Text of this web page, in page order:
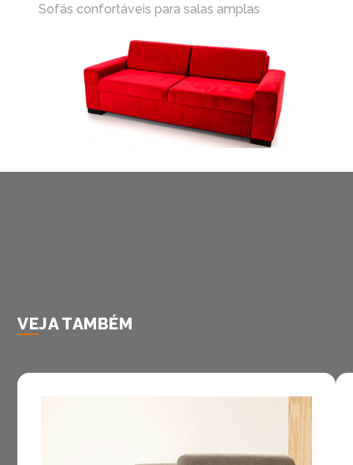
Sofás confortáveis para salas amplas
VEJA TAMBÉM